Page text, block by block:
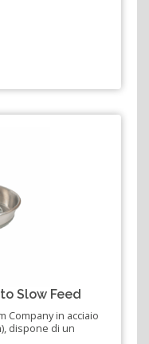
Slow Feed
Company in acciaio
dispone di un